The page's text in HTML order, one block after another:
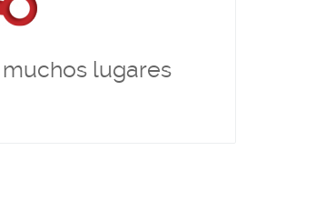
lugares
contadores de pulsos, medidores,
....